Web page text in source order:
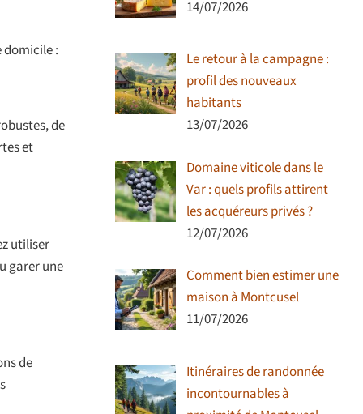
:
de
et
utiliser
garer une
de
14/07/2026
Le retour à la campagne :
profil des nouveaux
habitants
13/07/2026
Domaine viticole dans le
Var : quels profils attirent
les acquéreurs privés ?
12/07/2026
Comment bien estimer une
maison à Montcusel
11/07/2026
Itinéraires de randonnée
incontournables à